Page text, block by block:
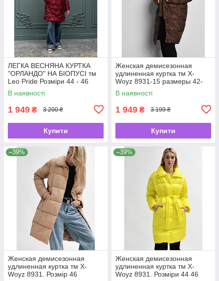
ЛЕГКА ВЕСНЯНА КУРТКА
"ОРЛАНДО" НА БІОПУСІ тм
Leo Pride Розміри 44 - 46
В наявності
1 949 ₴ 3 200 ₴
Купити
Женская демисезонная
удлиненная куртка тм X-
Woyz 8931-15 размеры 42-
48
В наявності
1 949 ₴ 3 199 ₴
Купити
–39%
Женская демисезонная
удлиненная куртка тм X-
Woyz 8931. Розмір 46
–39%
Женская демисезонная
удлиненная куртка тм X-
Woyz 8931. Розміри 44 46